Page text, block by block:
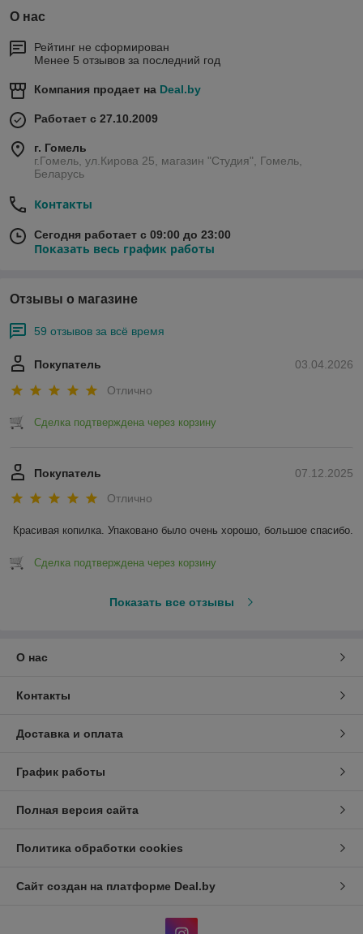
О нас
Рейтинг не сформирован
Менее 5 отзывов за последний год
Компания продает на Deal.by
Работает с 27.10.2009
г. Гомель
г.Гомель, ул.Кирова 25, магазин "Студия", Гомель,
Беларусь
Контакты
Сегодня работает с 09:00 до 23:00
Показать весь график работы
Отзывы о магазине
59 отзывов за всё время
03.04.2026
Покупатель
Отлично
Сделка подтверждена через корзину
07.12.2025
Покупатель
Отлично
Красивая копилка. Упаковано было очень хорошо, большое спасибо.
Сделка подтверждена через корзину
Показать все отзывы
О нас
Контакты
Доставка и оплата
График работы
Полная версия сайта
Политика обработки cookies
Сайт создан на платформе Deal.by